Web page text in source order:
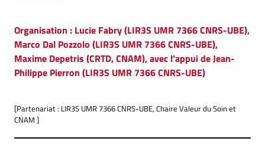
Organisation : Lucie Fabry (LIR3S UMR 7366 CNRS-UBE),
Marco Dal Pozzolo (LIR3S UMR 7366 CNRS-UBE),
Maxime Depetris (CRTD, CNAM), avec l’appui de Jean-
Philippe Pierron (LIR3S UMR 7366 CNRS-UBE)
[Partenariat : LIR3S UMR 7366 CNRS-UBE, Chaire Valeur du Soin et
CNAM ]